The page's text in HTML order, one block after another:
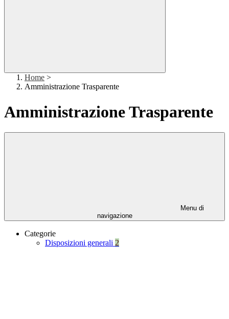
Home >
Amministrazione Trasparente
Amministrazione Trasparente
Menu di
navigazione
Categorie
Disposizioni generali 2